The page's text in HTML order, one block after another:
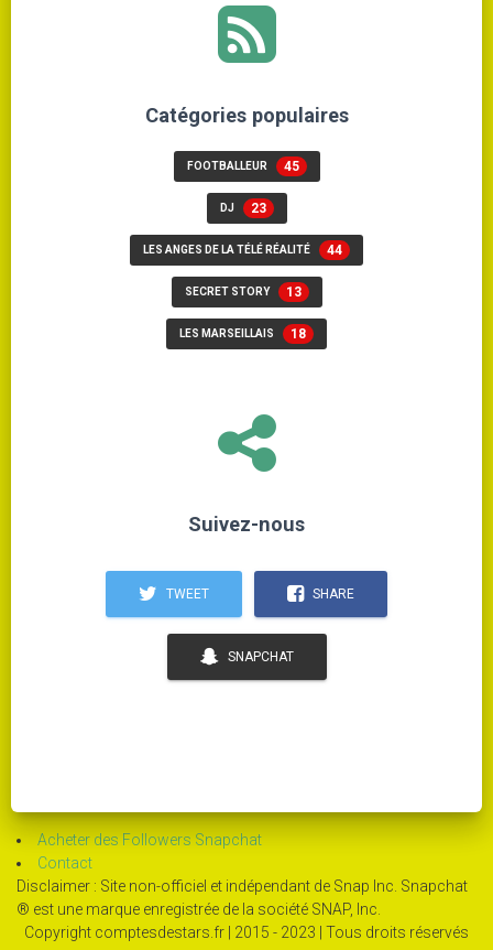
Catégories populaires
FOOTBALLEUR 45
DJ 23
LES ANGES DE LA TÉLÉ RÉALITÉ 44
SECRET STORY 13
LES MARSEILLAIS 18
Suivez-nous
TWEET SHARE
SNAPCHAT
Acheter des Followers Snapchat
Contact
Disclaimer : Site non-officiel et indépendant de Snap Inc. Snapchat
® est une marque enregistrée de la société SNAP, Inc.
Copyright comptesdestars.fr | 2015 - 2023 | Tous droits réservés